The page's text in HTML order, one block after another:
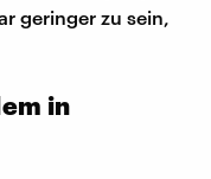
geringer zu sein,
in